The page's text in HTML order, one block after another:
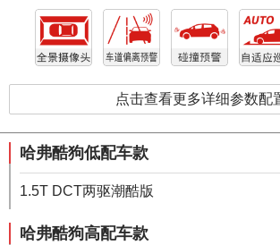
点击查看更多详细参数配
哈弗酷狗低配车款
1.5T DCT两驱潮酷版
哈弗酷狗高配车款